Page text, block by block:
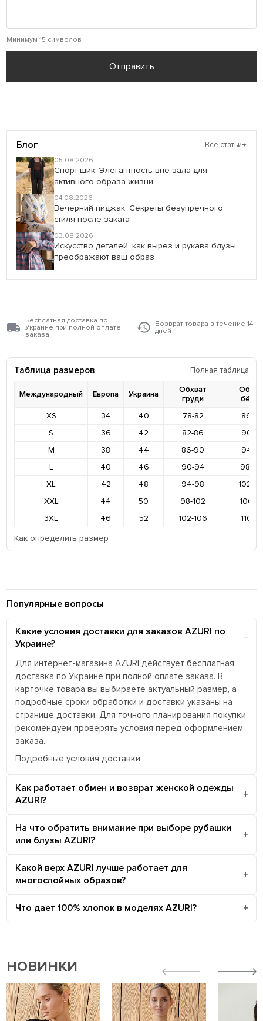
Минимум 15 символов
Отправить
Блог Все статьи→
05.08.2026
Спорт-шик: Элегантность вне зала для
активного образа жизни
04.08.2026
Вечерний пиджак: Секреты безупречного
стиля после заката
03.08.2026
Искусство деталей: как вырез и рукава блузы
преображают ваш образ
Бесплатная доставка по
Украине при полной оплате
заказа
Возврат товара в течение 14
дней
Таблица размеров Полная таблица
Международный Европа Украина
Обхват
груди
XS
34 40 78-82
86-
S
36 42 82-86
90-
M
38 44 86-90
94-
L
40 46 90-94
98-
XL
42 48 94-98
102-
XXL
44 50 98-102
106-
3XL
46 52 102-106
110-
Как определить размер
Популярные вопросы
Какие условия доставки для заказов AZURI по
Украине?
Для интернет-магазина AZURI действует бесплатная
доставка по Украине при полной оплате заказа. В
карточке товара вы выбираете актуальный размер, а
подробные сроки обработки и доставки указаны на
странице доставки. Для точного планирования покупки
рекомендуем проверять условия перед оформлением
заказа.
Подробные условия доставки
Как работает обмен и возврат женской одежды
AZURI?
На что обратить внимание при выборе рубашки
или блузы AZURI?
Какой верх AZURI лучше работает для
многослойных образов?
Что дает 100% хлопок в моделях AZURI?
НОВИНКИ